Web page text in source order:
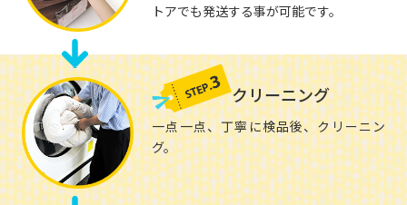
トアでも発送する事が可能です。
クリーニング
一点一点、丁寧に検品後、クリーニン
グ。